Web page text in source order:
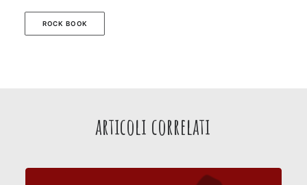
ROCK BOOK
articoli correlati